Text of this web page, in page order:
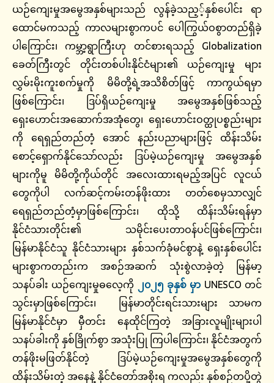
ယဉ်ကျေးမှုအမွေအနှစ်များသည် လွန်ခဲ့သည့့်နှစ်ပေါင်း ရာ
ထောင်မကသည့် ကာလများစွာကပင် ပေါကြွယ်ဝစွာတည်ရှိခဲ့
ပါကြောင်း၊ ကမ္ဘာ့ရွာကြီးဟု တင်စားရသည့် Globalization
ခေတ်ကြီးတွင် တိုင်းတစ်ပါးနိုင်ငံများ၏ ယဉ်ကျေးမှု များ
လွှမ်းမိုးကူးစက်မှုကို မိမိတို့ရဲ့အသိစိတ်ဖြင့် ကာကွယ်ရမှာ
ဖြစ်ကြောင်း၊ ဒြပ်ရှိယဉ်ကျေးမှု အမွေအနှစ်ဖြစ်သည့်
ရှေးဟောင်းအဆောက်အအုံတွေ၊ ရှေးဟောင်းဝတ္ထုပစ္စည်းများ
ကို ရေရှည်တည်တံ့ အောင် နည်းပညာများဖြင့် ထိန်းသိမ်း
စောင့်ရှောက်နိုင်သော်လည်း ဒြပ်မဲ့ယဉ်ကျေးမှု အမွေအနှစ်
များကိုမူ မိမိတို့ကိုယ်တိုင် အလေးထားရမည့်အပြင် လူငယ်
တွေကိုပါ လက်ဆင့်ကမ်းတန်ဖိုးထား တတ်စေမှသာလျှင်
ရေရှည်တည်တံ့မှာဖြစ်ကြောင်း၊ ထိုသို့ ထိန်းသိမ်းရန်မှာ
နိုင်ငံသားတိုင်း၏ သမိုင်းပေးတာဝန်ပင်ဖြစ်ကြောင်း၊
မြန်မာနိုင်ငံသူ နိုင်ငံသားများ နှစ်သက်ခုံမင်စွာနဲ့ ရှေးနှစ်ပေါင်း
များစွာကတည်းက အစဉ်အဆက် သုံးစွဲလာခဲ့တဲ့ မြန်မာ့
သနပ်ခါး ယဉ်ကျေးမှုဓလေ့ကို ၂၀၂၅ ခုနှစ် မှာ UNESCO တင်
သွင်းမှာဖြစ်ကြောင်း၊ မြန်မာတိုင်းရင်းသားများ သာမက
မြန်မာနိုင်ငံမှာ မှီတင်း နေထိုင်ကြတဲ့ အခြားလူမျိုးများပါ
သနပ်ခါးကို နှစ်ခြိုက်စွာ အသုံးပြု ကြပါကြောင်း၊ နိုင်ငံအတွက်
တန်ဖိုးမဖြတ်နိုင်တဲ့ ဒြပ်မဲ့ယဉ်ကျေးမှုအမွေအနှစ်တွေကို
ထိန်းသိမ်းတဲ့ အနေနဲ့ နိုင်ငံတော်အစိုးရ ကလည်း နှစ်စဉ်တပို့တွဲ